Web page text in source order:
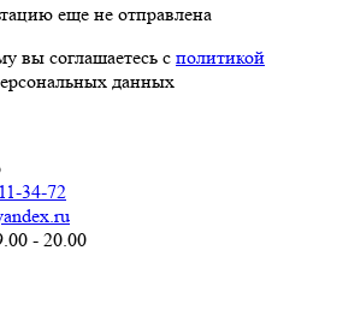
еще не отправлена
вы соглашаетесь с политикой
данных
34-72
- 20.00